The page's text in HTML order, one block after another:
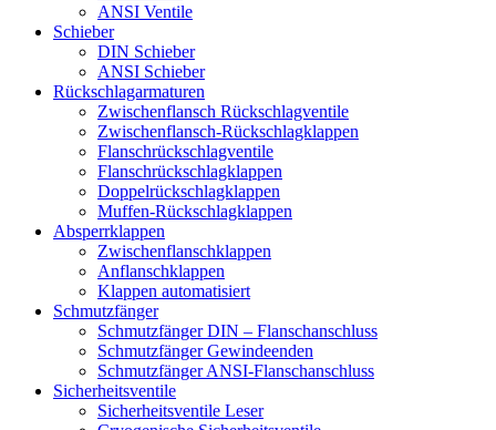
ANSI Ventile
Schieber
DIN Schieber
ANSI Schieber
Rückschlag­armaturen
Zwischenflansch Rückschlagventile
Zwischenflansch-Rückschlagklappen
Flanschrückschlagventile
Flanschrückschlagklappen
Doppelrückschlagklappen
Muffen-Rückschlagklappen
Absperrklappen
Zwischenflanschklappen
Anflanschklappen
Klappen automatisiert
Schmutzfänger
Schmutzfänger DIN – Flanschanschluss
Schmutzfänger Gewindeenden
Schmutzfänger ANSI-Flanschanschluss
Sicherheitsventile
Sicherheitsventile Leser